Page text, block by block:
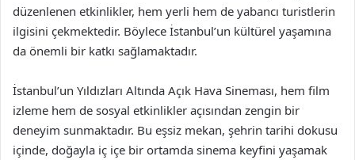
düzenlenen etkinlikler, hem yerli hem de yabancı turistlerin
ilgisini çekmektedir. Böylece İstanbul’un kültürel yaşamına
da önemli bir katkı sağlamaktadır.
İstanbul’un Yıldızları Altında Açık Hava Sineması, hem film
izleme hem de sosyal etkinlikler açısından zengin bir
deneyim sunmaktadır. Bu eşsiz mekan, şehrin tarihi dokusu
içinde, doğayla iç içe bir ortamda sinema keyfini yaşamak